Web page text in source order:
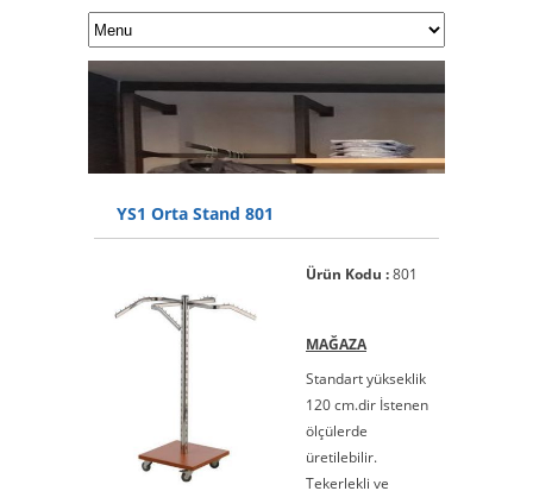
YS1 Orta Stand 801
Ürün Kodu :801
MAĞAZA
Standart yükseklik
120 cm.dir İstenen
ölçülerde
üretilebilir.
Tekerlekli ve